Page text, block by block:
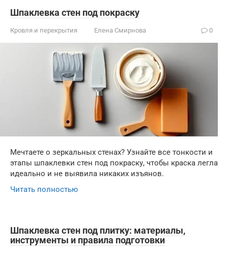
Шпаклевка стен под покраску
Кровля и перекрытия Елена Смирнова 0
Мечтаете о зеркальных стенах? Узнайте все тонкости и
этапы шпаклевки стен под покраску, чтобы краска легла
идеально и не выявила никаких изъянов.
Читать полностью
Шпаклевка стен под плитку: материалы,
инструменты и правила подготовки